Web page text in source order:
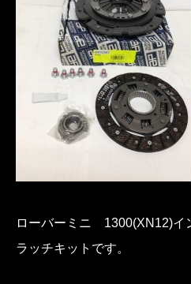
ローバーミニ 1300(XN12)
ラッチキットです。